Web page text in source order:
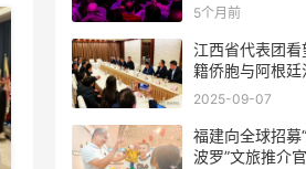
新春联谊活动成
5个月前
江西省代表团看
籍侨胞与阿根廷
会座谈
2025-09-07
福建向全球招募
波罗”文旅推介官